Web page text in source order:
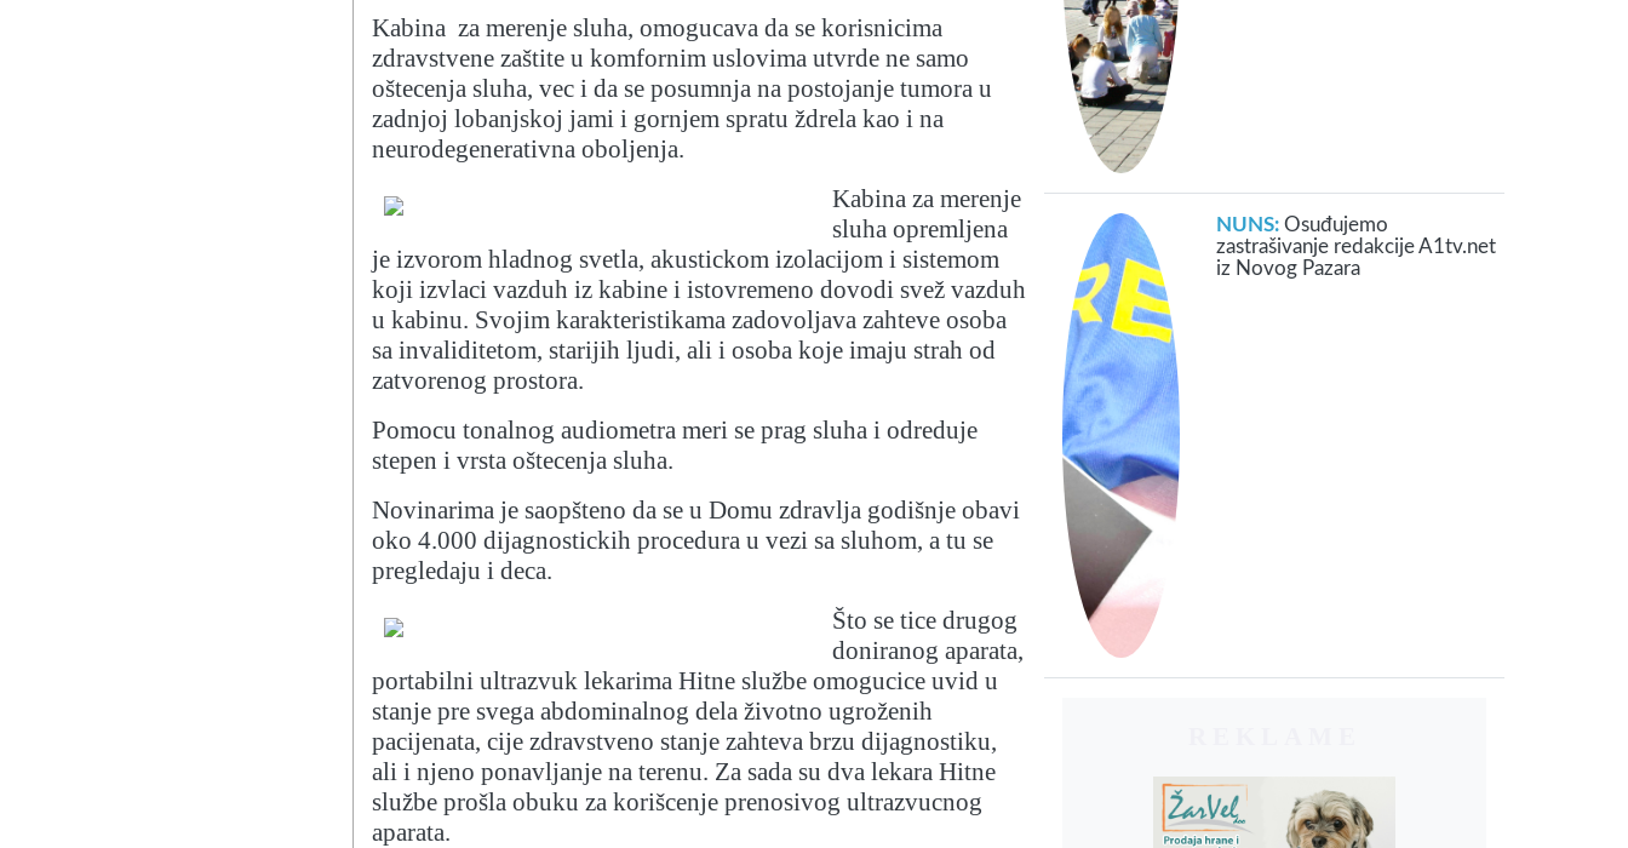
Kabina za merenje sluha, omogucava da se korisnicima
zdravstvene zaštite u komfornim uslovima utvrde ne samo
oštecenja sluha, vec i da se posumnja na postojanje tumora u
zadnjoj lobanjskoj jami i gornjem spratu ždrela kao i na
neurodegenerativna oboljenja.
Kabina za merenje
sluha opremljena
je izvorom hladnog svetla, akustickom izolacijom i sistemom
koji izvlaci vazduh iz kabine i istovremeno dovodi svež vazduh
u kabinu. Svojim karakteristikama zadovoljava zahteve osoba
sa invaliditetom, starijih ljudi, ali i osoba koje imaju strah od
zatvorenog prostora.
Pomocu tonalnog audiometra meri se prag sluha i odreduje
stepen i vrsta oštecenja sluha.
Novinarima je saopšteno da se u Domu zdravlja godišnje obavi
oko 4.000 dijagnostickih procedura u vezi sa sluhom, a tu se
pregledaju i deca.
Što se tice drugog
doniranog aparata,
portabilni ultrazvuk lekarima Hitne službe omogucice uvid u
stanje pre svega abdominalnog dela životno ugroženih
pacijenata, cije zdravstveno stanje zahteva brzu dijagnostiku,
ali i njeno ponavljanje na terenu. Za sada su dva lekara Hitne
službe prošla obuku za korišcenje prenosivog ultrazvucnog
aparata.
NUNS: Osuđujemo
zastrašivanje redakcije A1tv.net
iz Novog Pazara